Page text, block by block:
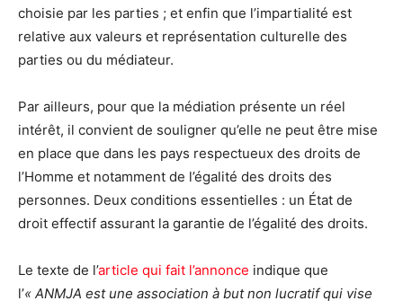
choisie par les parties ; et enfin que l’impartialité est
relative aux valeurs et représentation culturelle des
parties ou du médiateur.
Par ailleurs, pour que la médiation présente un réel
intérêt, il convient de souligner qu’elle ne peut être mise
en place que dans les pays respectueux des droits de
l’Homme et notamment de l’égalité des droits des
personnes. Deux conditions essentielles : un État de
droit effectif assurant la garantie de l’égalité des droits.
Le texte de l’article qui fait l’annonce indique que
l’« ANMJA est une association à but non lucratif qui vise